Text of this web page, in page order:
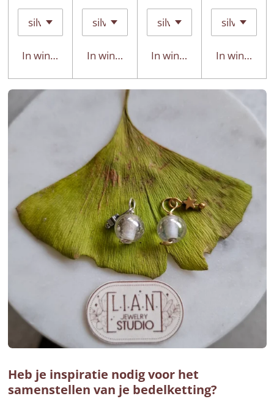
In winkelwagenIn winkelwagenIn winkelwagen
In
Heb je inspiratie nodig voor het
samenstellen van je bedelketting?